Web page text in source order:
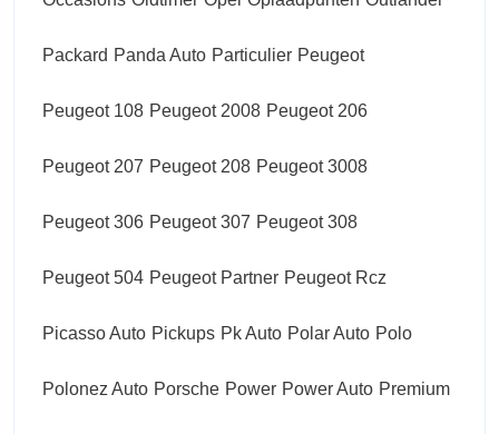
Packard Panda Auto Particulier Peugeot
Peugeot 108 Peugeot 2008 Peugeot 206
Peugeot 207 Peugeot 208 Peugeot 3008
Peugeot 306 Peugeot 307 Peugeot 308
Peugeot 504 Peugeot Partner Peugeot Rcz
Picasso Auto Pickups Pk Auto Polar Auto Polo
Polonez Auto Porsche Power Power Auto Premium